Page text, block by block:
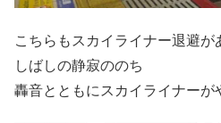
こちらもスカイライナー退避が
しばしの静寂ののち
轟音とともにスカイライナーが